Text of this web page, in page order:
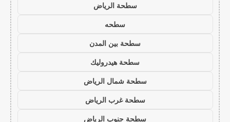
سطحة الرياض
سطحه
سطحة بين المدن
سطحة هيدروليك
سطحة شمال الرياض
سطحة غرب الرياض
سطحة جنوب الرياض